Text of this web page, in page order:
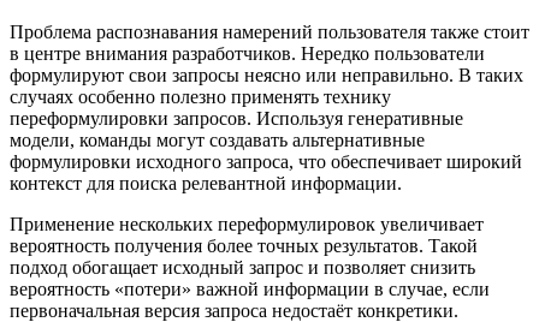
Проблема распознавания намерений пользователя также стоит
в центре внимания разработчиков. Нередко пользователи
формулируют свои запросы неясно или неправильно. В таких
случаях особенно полезно применять технику
переформулировки запросов. Используя генеративные
модели, команды могут создавать альтернативные
формулировки исходного запроса, что обеспечивает широкий
контекст для поиска релевантной информации.
Применение нескольких переформулировок увеличивает
вероятность получения более точных результатов. Такой
подход обогащает исходный запрос и позволяет снизить
вероятность «потери» важной информации в случае, если
первоначальная версия запроса недостаёт конкретики.